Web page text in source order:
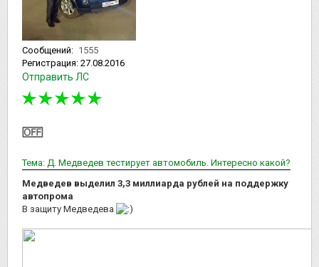
Сообщений: 1555
Регистрация: 27.08.2016
Отправить ЛС
Тема: Д. Медведев тестирует автомобиль. Интересно какой?
Медведев выделил 3,3 миллиарда рублей на поддержку
автопрома
В защиту Медведева